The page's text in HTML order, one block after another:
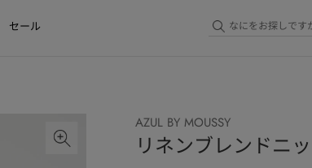
セール
AZUL BY MOUSSY
リネンブレンドニ